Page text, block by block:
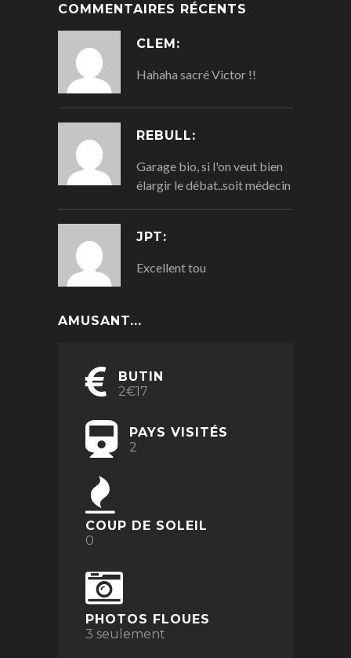
COMMENTAIRES RÉCENTS
CLEM:
Hahaha sacré Victor !!
REBULL:
Garage bio, si l'on veut bien
élargir le débat..soit médecin
JPT:
Excellent tou
AMUSANT...
BUTIN
2€17
PAYS VISITÉS
2
COUP DE SOLEIL
0
PHOTOS FLOUES
3 seulement